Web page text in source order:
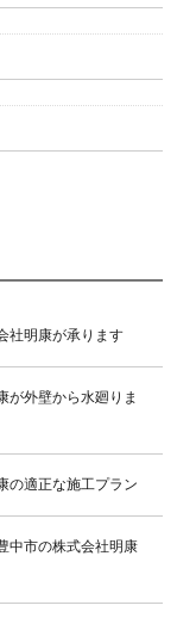
社明康が承ります
が外壁から水廻りま
の適正な施工プラン
中市の株式会社明康